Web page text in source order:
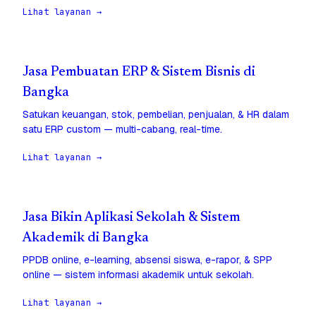
Lihat layanan →
Jasa Pembuatan ERP & Sistem Bisnis di
Bangka
Satukan keuangan, stok, pembelian, penjualan, & HR dalam
satu ERP custom — multi-cabang, real-time.
Lihat layanan →
Jasa Bikin Aplikasi Sekolah & Sistem
Akademik di Bangka
PPDB online, e-learning, absensi siswa, e-rapor, & SPP
online — sistem informasi akademik untuk sekolah.
Lihat layanan →